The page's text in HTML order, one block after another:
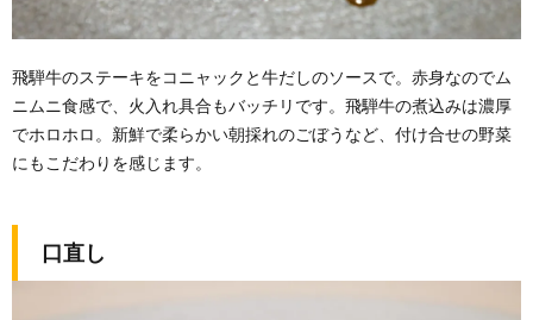
飛騨牛のステーキをコニャックと牛だしのソースで。赤身なのでム
ニムニ食感で、火入れ具合もバッチリです。飛騨牛の煮込みは濃厚
でホロホロ。新鮮で柔らかい朝採れのごぼうなど、付け合せの野菜
にもこだわりを感じます。
口直し